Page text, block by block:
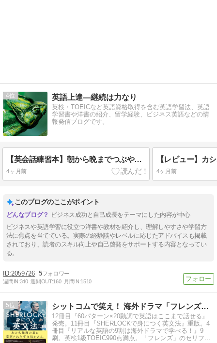
4 英語上達―継続は力なり
英検・TOEICなど英語資格取得を含む英語学習法、英語
学習書や洋書の紹介、留学経験、ビジネス英語などの情
報発信ブログです。
【英会話練習本】朝から晩までつぶやく英語表現200
4ヶ月前 4ヶ月前
このブログのここがポイント
ビジネス成功と自己成長をテーマにした内容が中心
ビジネスや英語学習に役立つ洋書や教材を紹介し、理解しやすさや学習方
法に焦点を当てている。実際の経験談やレベルに応じたアドバイスも掲載
されており、読者のスキル向上や自己啓発をサポートする内容となってい
る。
2059726 5
週間IN:340 週間OUT:160 月間IN:1510
5 シットコムで笑え！ 海外ドラマ「フレンズ」英語攻略ガイド
12冊目『60パターン×20動詞で英語はここまで話せる』
発売。11冊目『SHERLOCKで身につく英文法』重版。4
冊目『リアルな英語の9割は海外ドラマで学べる！』9
刷。英検1級TOEIC990点満点。「フレンズ」のセリフを